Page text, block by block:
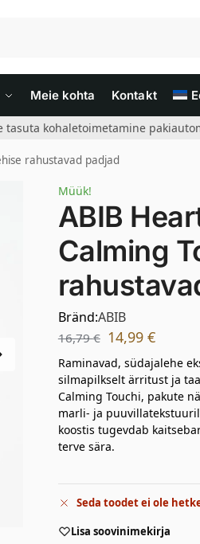
Meie kohta Kontakt
tasuta kohaletoimetamine
rahustavad padjad
Müük!
ABIB
Calming
Bränd:ABIB
16,79€ 14,99 €
Raminavad, südajalehe
silmapilkselt ärritust ja
Calming Touchi, pakute
marli- ja
koostis tugevdab
terve sära.
Seda toodet ei ole
Lisa soovinimekirja